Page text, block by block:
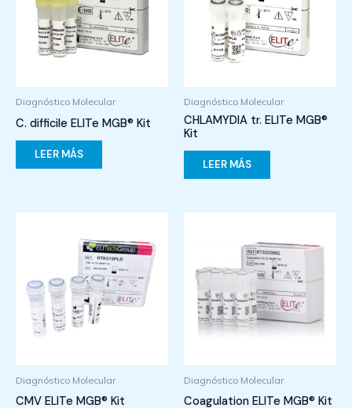
Diagnóstico Molecular
C. difficile ELITe MGB® Kit
LEER MÁS
Diagnóstico Molecular
CHLAMYDIA tr. ELITe MGB®
Kit
LEER MÁS
Diagnóstico Molecular
CMV ELITe MGB® Kit
Diagnóstico Molecular
Coagulation ELITe MGB® Kit